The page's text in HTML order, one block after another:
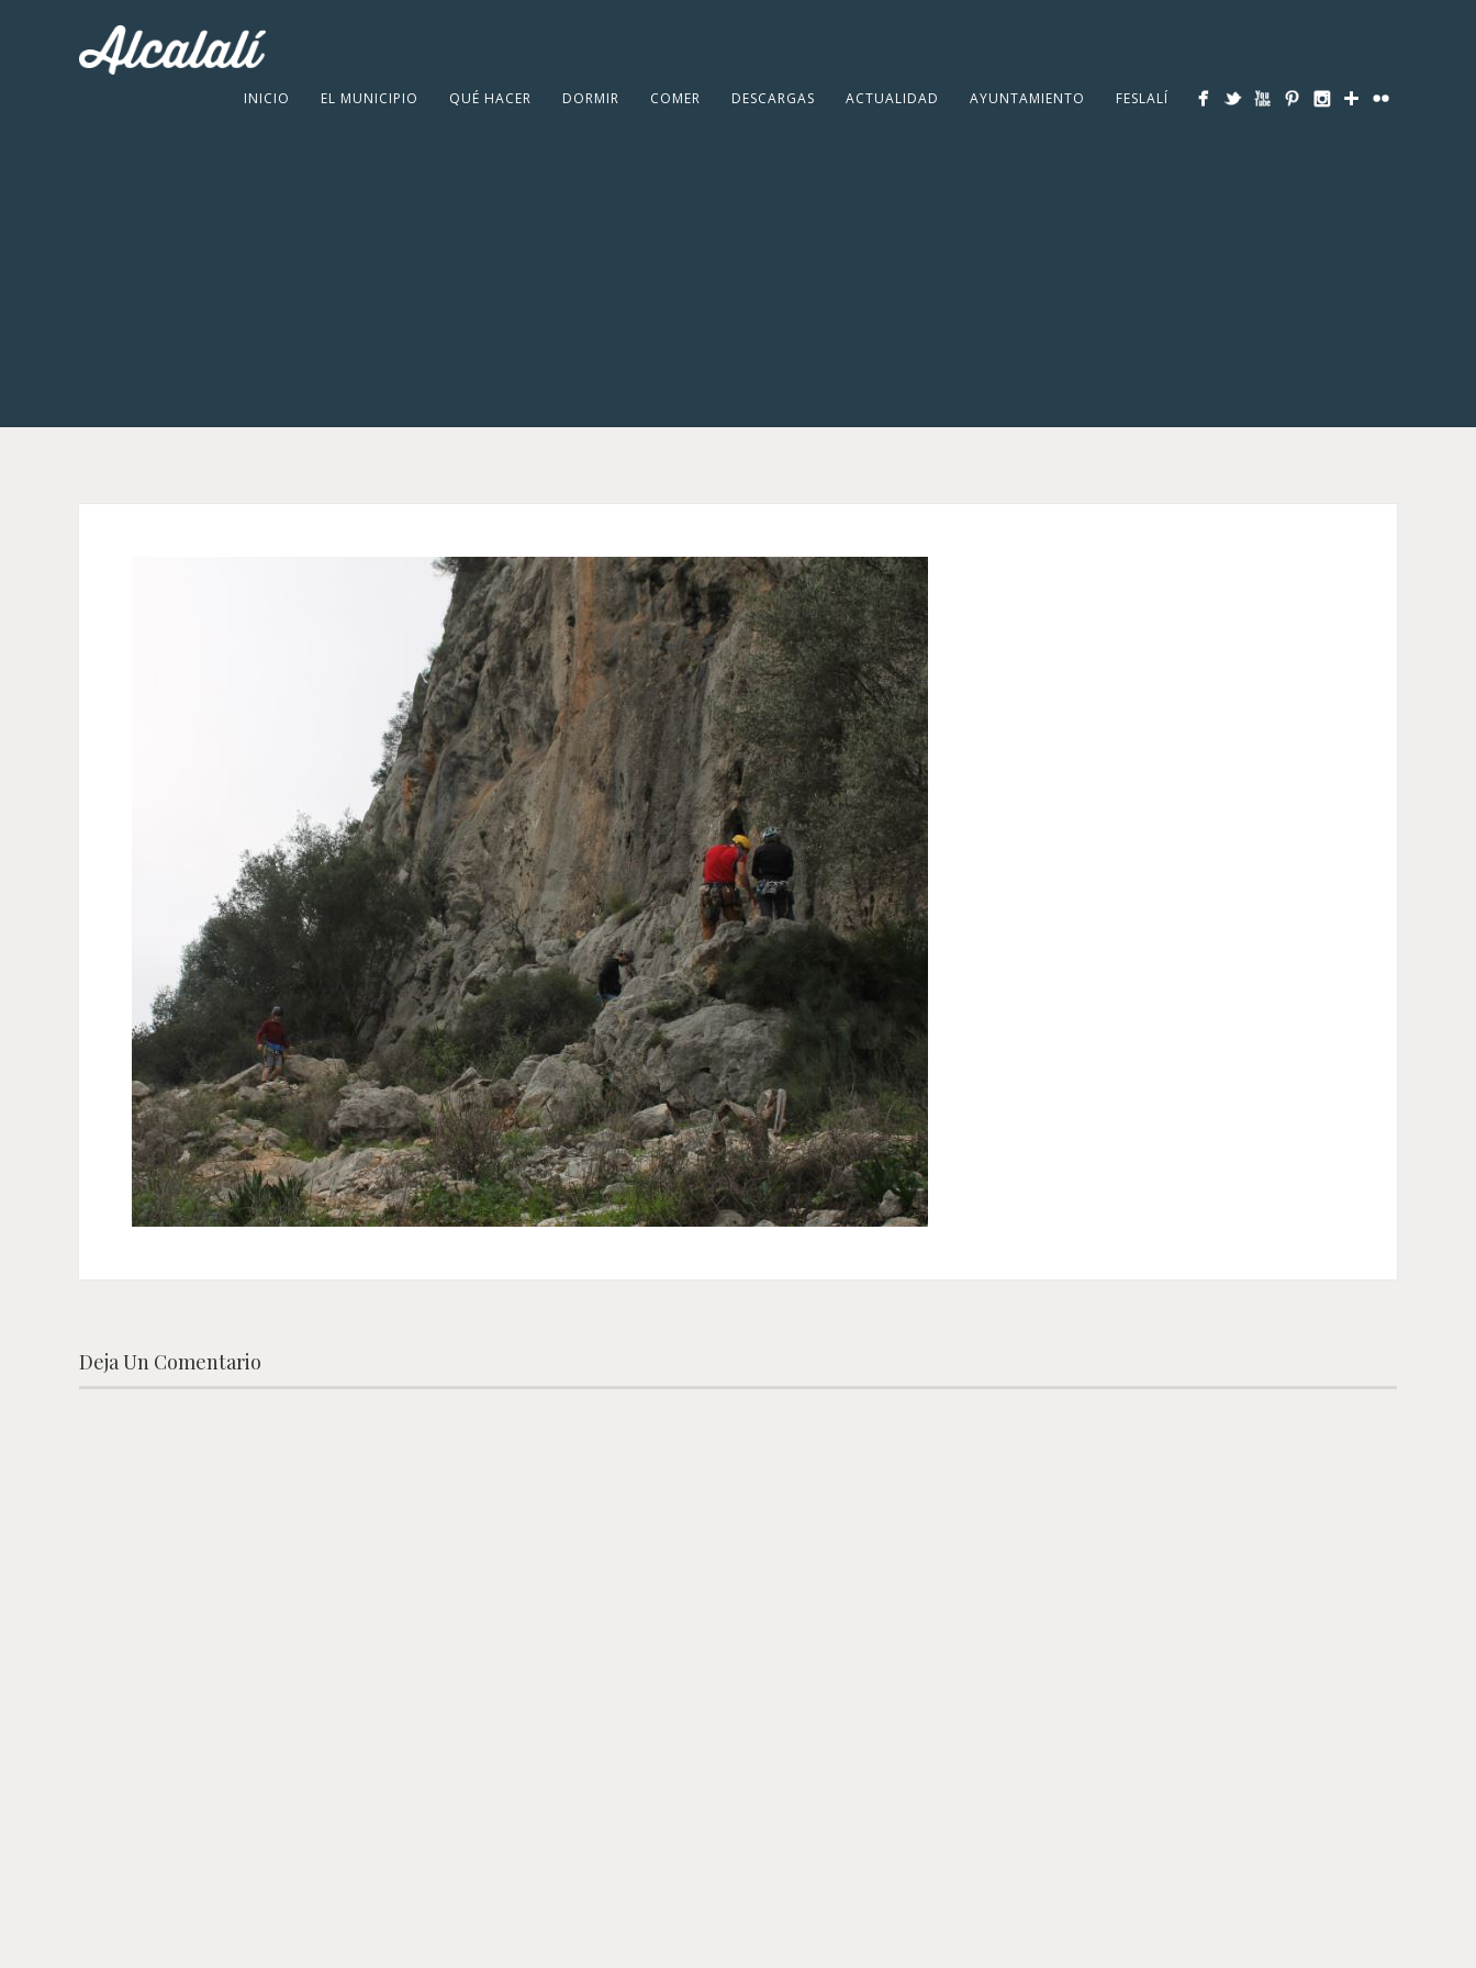
INICIO EL MUNICIPIO QUÉ HACER DORMIR COMER DESCARGAS ACTUALIDAD AYUNTAMIENTO FESLALÍ
Deja Un Comentario